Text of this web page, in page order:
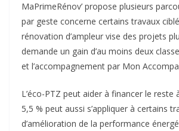
MaPrimeRénov’ propose plusieurs
par geste concerne certains travaux
rénovation d’ampleur vise des projets
demande un gain d’au moins deux
et l’accompagnement par Mon
L’éco-PTZ peut aider à financer le reste
5,5 % peut aussi s’appliquer à certains
d’amélioration de la performance